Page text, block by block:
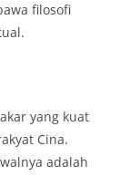
filosofi
yang kuat
Cina.
adalah